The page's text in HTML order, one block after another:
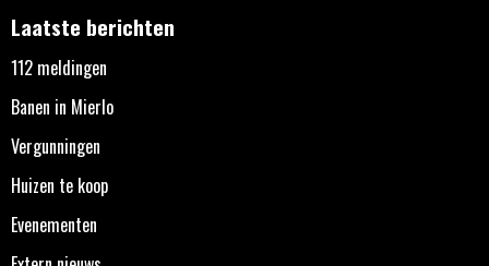
Laatste berichten
112 meldingen
Banen in Mierlo
Vergunningen
Huizen te koop
Evenementen